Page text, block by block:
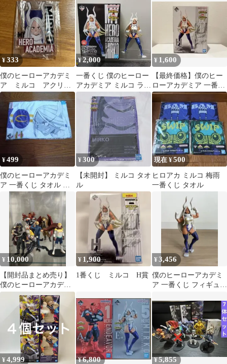
コ 一番クジ
¥333
僕のヒーローアカデミ
ア ミルコ アクリル
スタンド 一番くじ
The Top 5!
¥2,000
一番くじ 僕のヒーロー
アカデミア ミルコ ラス
トワン賞 フィギュア
¥ 1,600
【最終価格】僕のヒー
ローアカデミア 一番く
じ 突入 ミルコ フィギ
ュア ヒロアカ
¥499
僕のヒーローアカデミ
ア 一番くじ タオル ミ
ルコ
¥300
【未開封】 ミルコ タオ
ル
現在 ¥500
ヒロアカ ミルコ 梅雨
一番くじ タオル
¥ 10,000
【開封品まとめ売り】
僕のヒーローアカデミ
ア フィギュア計8体セ
¥ 1,900
1番くじ ミルコ H賞
¥3,456
僕のヒーローアカデミ
ア 一番くじ フィギュア
¥4,999 ¥6,800 ¥5,855